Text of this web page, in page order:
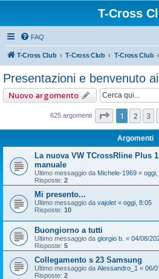
T-Cross
FAQ
T-Cross Club T-Cross Club T-Cross Club
Presentazioni e benvenuto
Nuovo argomento
625 argomenti Pagina di
1 2 3
Argomenti
La nuova VW TCrossRline Plus
manuale
Ultimo messaggio da Michele-1969 «
Risposte: 2
Mi presento...
Ultimo messaggio da vajolet « oggi, 8:05
Risposte: 10
Buongiorno a tutti
Ultimo messaggio da giorgio b. « 04/08/
Risposte: 5
Collegamento s 23 Samsung
Ultimo messaggio da Alessandro_1 « 06/
Risposte: 2